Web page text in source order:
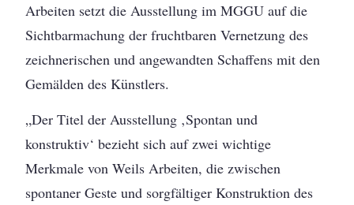
Arbeiten setzt die Ausstellung im MGGU auf die
Sichtbarmachung der fruchtbaren Vernetzung des
zeichnerischen und angewandten Schaffens mit den
Gemälden des Künstlers.
„Der Titel der Ausstellung ‚Spontan und
konstruktiv‘ bezieht sich auf zwei wichtige
Merkmale von Weils Arbeiten, die zwischen
spontaner Geste und sorgfältiger Konstruktion des